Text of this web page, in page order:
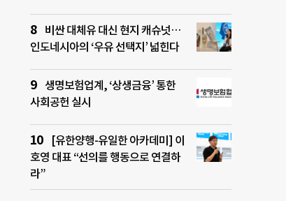
비싼 대체유 대신 현지 캐슈넛…
인도네시아의 ‘우유 선택지’ 넓힌다
생명보험업계, ‘상생금융’ 통한
사회공헌 실시
[유한양행-유일한 아카데미] 이
호영 대표 “선의를 행동으로 연결하
라”